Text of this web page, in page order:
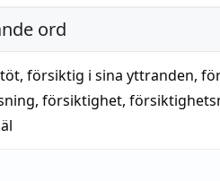
ord
, försiktig i sina yttranden,
, försiktighet,